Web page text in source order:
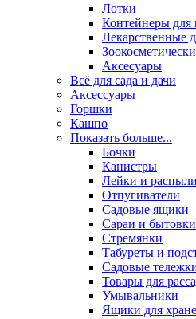
Лотки
Контейнеры для
Лекарственные
Аксесуары
Всё для сада и дачи
Аксессуары
Горшки
Кашпо
Показать больше...
Бочки
Канистры
Лейки и
Отпугиватели
Садовые ящики
Сараи и бытовки
Стремянки
Табуреты и
Садовые
Товары для
Умывальники
Ящики для